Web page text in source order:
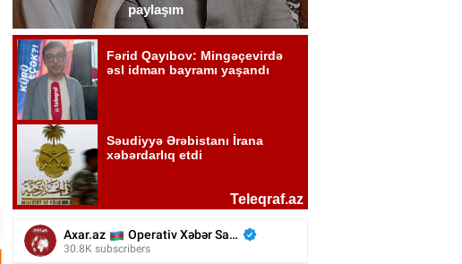
paylaşım
Emin Ağalarovdan həyat yoldaşı ilə bağlı